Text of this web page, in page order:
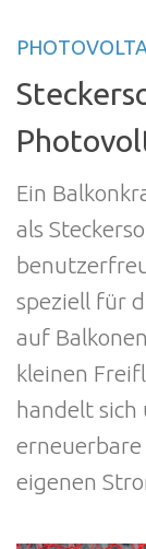
Ein
als
speziell für
auf
kleinen
handelt sich
erneuerbare
eigenen